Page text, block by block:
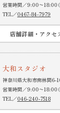
営業時間／9:00〜18:00（
TEL／0467-84-7979
店舗詳細・アクセ
大和スタジオ
神奈川県大和市南林間6-
営業時間／9:00〜18:00（
TEL／046-240-7518